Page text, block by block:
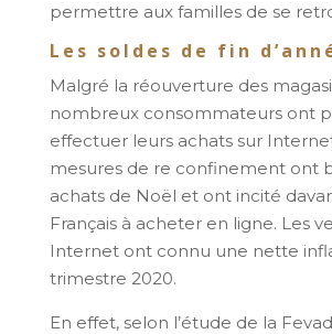
permettre aux familles de se
Les soldes de fin
Malgré la réouverture des
nombreux consommateurs ont
effectuer leurs achats sur
mesures de re confinement ont
achats de Noël et ont incité
Français à acheter en ligne. Les
Internet ont connu une nette
trimestre 2020.
En effet, selon l’étude de la